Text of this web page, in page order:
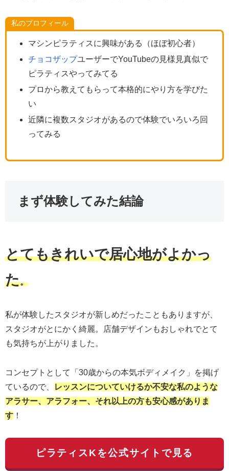
私のプロフィール
マシンピラティスに興味がある（ほぼ初心者）
チョコザップユーザーでYouTubeの見様見真似で
ピラティスやってみてる
プロから教えてもらって本格的にやり方を学びた
い
近隣に複数スタジオがあるので体験でいろいろ回
ってみる
まず体験してみた結論
とてもきれいで居心地がよかっ
た。
私が体験したスタジオが新しめだったこともありますが、
スタジオがとにかく綺麗。店舗デザインもおしゃれでとて
も気持ちが上がりました。
コンセプトとして「30歳からの本気ボディメイク」を掲げ
ているので、
レッスンについていけるか不安な私のような
アラサー、アラフォー、それ以上の方も安心感がありま
す ！
ピラティスKを公式サイトで見る